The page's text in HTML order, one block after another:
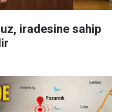
iradesine sahip